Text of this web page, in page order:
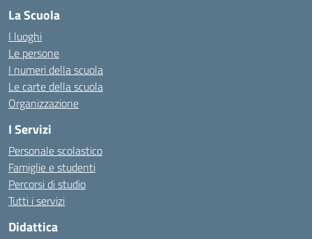
La Scuola
I luoghi
Le persone
I numeri della scuola
Le carte della scuola
Organizzazione
I Servizi
Personale scolastico
Famiglie e studenti
Percorsi di studio
Tutti i servizi
Didattica